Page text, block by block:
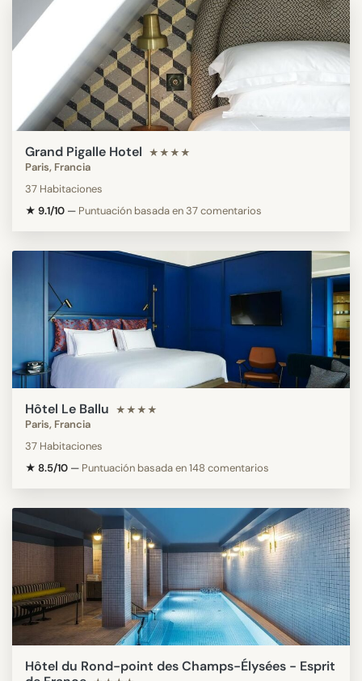
Grand Pigalle Hotel ★★★★
Paris, Francia
37 Habitaciones
★ 9.1/10 — Puntuación basada en 37 comentarios
Hôtel Le Ballu ★★★★
Paris, Francia
37 Habitaciones
★ 8.5/10 — Puntuación basada en 148 comentarios
Hôtel du Rond-point des Champs-Élysées - Esprit